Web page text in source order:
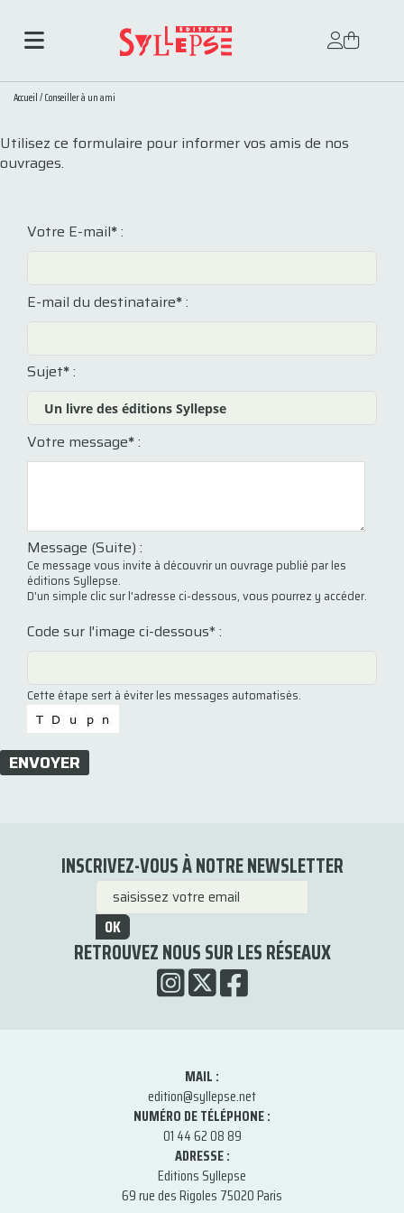
Accueil/Conseiller à un ami
Utilisez ce formulaire pour informer vos amis de nos
ouvrages.
Votre E-mail*:
E-mail du destinataire*:
Sujet*:
Votre message*:
Message (Suite) :
Ce message vous invite à découvrir un ouvrage publié par les
éditions Syllepse.
D'un simple clic sur l'adresse ci-dessous, vous pourrez y accéder.
Code sur l'image ci-dessous* :
Cette étape sert à éviter les messages automatisés.
ENVOYER
INSCRIVEZ-VOUS À NOTRE NEWSLETTER
OK
RETROUVEZ NOUS SUR LES RÉSEAUX
MAIL :
edition@syllepse.net
NUMÉRO DE TÉLÉPHONE :
01 44 62 08 89
ADRESSE :
Editions Syllepse
69 rue des Rigoles 75020 Paris